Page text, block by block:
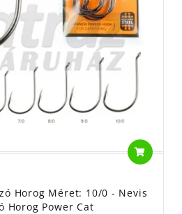
Horog Méret: 10/0 - Nevis
Horog Power Cat